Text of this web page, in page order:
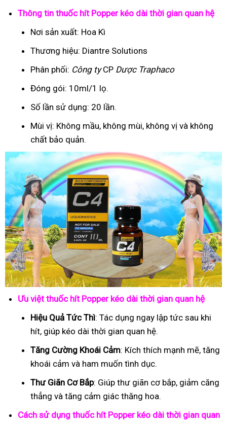
Thông tin thuốc hít Popper kéo dài thời gian quan hệ
Nơi sản xuất: Hoa Kì
Thương hiệu: Diantre Solutions
Phân phối: Công tyCP Dược Traphaco
Đóng gói: 10ml/1 lọ.
Số lần sử dụng: 20 lần.
Mùi vị: Không mầu, không mùi, không vị và không
chất bảo quản.
Ưu việt thuốc hít Popper kéo dài thời gian quan hệ
Hiệu Quả Tức Thì: Tác dụng ngay lập tức sau khi
hít, giúp kéo dài thời gian quan hệ.
Tăng Cường Khoái Cảm: Kích thích mạnh mẽ, tăng
khoái cảm và ham muốn tình dục.
Thư Giãn Cơ Bắp: Giúp thư giãn cơ bắp, giảm căng
thẳng và tăng cảm giác thăng hoa.
Cách sử dụng thuốc hít Popper kéo dài thời gian quan